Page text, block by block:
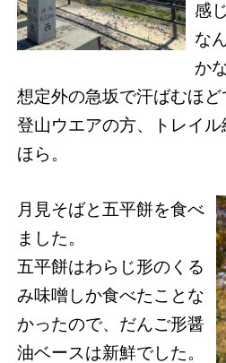
感じ
な
か
想定外の急坂で汗ばむほど
登山ウエアの方、トレイ
ほら。
月見そばと五平餅を食べ
ました。
五平餅はわらじ形のくる
み味噌しか食べたことな
かったので、だんご形醤
油ベースは新鮮でした。